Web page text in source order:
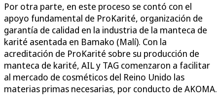
Por otra parte, en este proceso se contó con el
apoyo fundamental de ProKarité, organización de
garantía de calidad en la industria de la manteca de
karité asentada en Bamako (Malí). Con la
acreditación de ProKarité sobre su producción de
manteca de karité, AIL y TAG comenzaron a facilitar
al mercado de cosméticos del Reino Unido las
materias primas necesarias, por conducto de AKOMA.